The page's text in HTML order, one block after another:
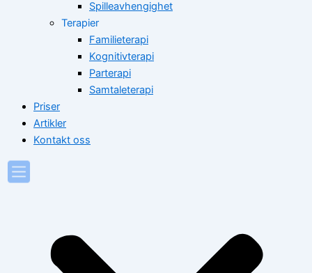
Spilleavhengighet
Terapier
Familieterapi
Kognitivterapi
Parterapi
Samtaleterapi
Priser
Artikler
Kontakt oss